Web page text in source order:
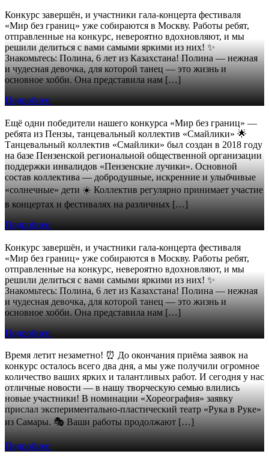
Конкурс завершён, и участники гала-концерта фестиваля
«Мир без границ» уже собираются в Москву. Работы ребят,
отправленные на конкурс, невероятно вдохновляют, и мы
решили делиться с вами самыми яркими из них! ✨
Знакомьтесь: Полина, 6 лет из Казахстана! Полина — нежная
и чудесная девочка, для которой танец — это жизнь и
основное хобби. Она представила нам […]
Подробнее
Ещё одни победители нашего конкурса «Мир без границ» —
ребята из Пензы, танцевальный коллектив «Смайлики» 🌟
Танцевальный коллектив «Смайлики» был создан в 2018 году
на базе Пензенской региональной общественной организации
поддержки инвалидов «Пензенские лучики». Основной
состав коллектива — добродушные, искренние и улыбчивые
«солнечные» дети ☀️ Коллектив регулярно принимает участие
в концертах и фестивалях на различных […]
Подробнее
Конкурс завершён, и участники гала-концерта фестиваля
«Мир без границ» уже собираются в Москву. Работы ребят,
отправленные на конкурс, невероятно вдохновляют, и мы
решили делиться с вами самыми яркими из них! ✨
Знакомьтесь: Полина, 6 лет из Казахстана! Полина — нежная
и чудесная девочка, для которой танец — это жизнь и
основное хобби. Она представила нам […]
Подробнее
Время летит незаметно! ⏰ До окончания приёма заявок на
конкурс осталось всего два дня, а мы уже получили огромное
количество ваших ярких и талантливых работ. И сегодня у нас
отличные новости — в нашу творческую семью влились
новые участники! В номинации «Хореография» заявку
прислал экспериментально-пластический театр «Рука в Руке»
из Самары. 🎭 Ваши работы продолжают […]
Подробнее